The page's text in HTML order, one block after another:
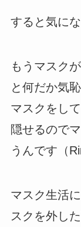
すると気に
もうマスク
と何だか気
マスクをし
隠せるので
うんです（
マスク生活
スクを外し